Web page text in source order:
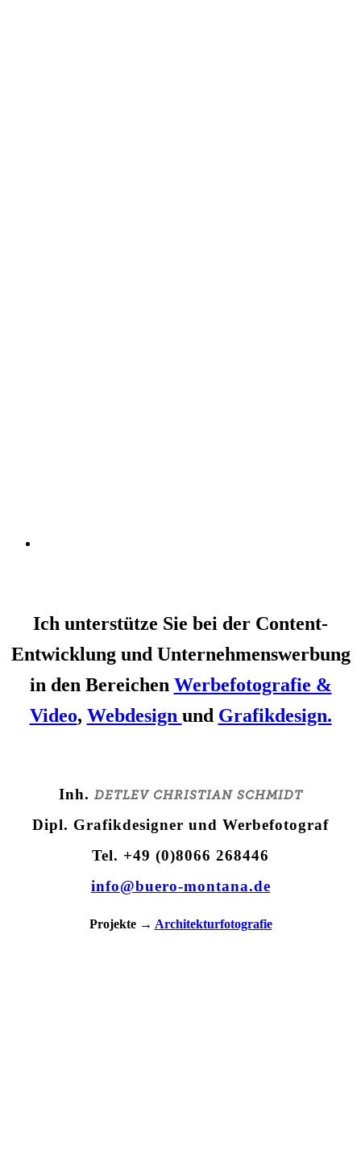
Ich unterstütze Sie bei der Content-
Entwicklung und Unternehmenswerbung
in den Bereichen Werbefotografie &
Video, Webdesign und Grafikdesign.
Inh. DETLEV CHRISTIAN SCHMIDT
Dipl. Grafikdesigner und Werbefotograf
Tel. +49 (0)8066 268446
info@buero-montana.de
Projekte → Architekturfotografie